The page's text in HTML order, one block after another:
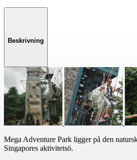
Beskrivning
Mega Adventure Park ligger på den
Singapores aktivitetsö.